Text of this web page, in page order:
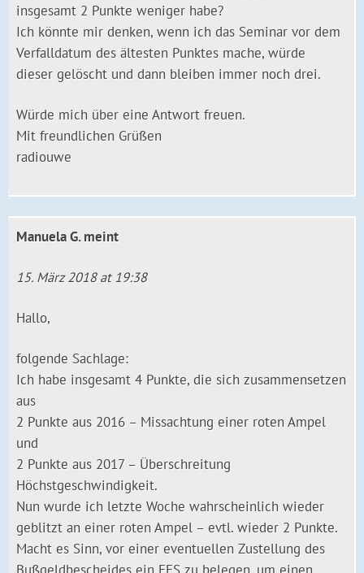
insgesamt 2 Punkte weniger habe?
Ich könnte mir denken, wenn ich das Seminar vor dem
Verfalldatum des ältesten Punktes mache, würde
dieser gelöscht und dann bleiben immer noch drei.
Würde mich über eine Antwort freuen.
Mit freundlichen Grüßen
radiouwe
Manuela G.meint
15. März 2018 at 19:38
Hallo,
folgende Sachlage:
Ich habe insgesamt 4 Punkte, die sich zusammensetzen
aus
2 Punkte aus 2016 – Missachtung einer roten Ampel
und
2 Punkte aus 2017 – Überschreitung
Höchstgeschwindigkeit.
Nun wurde ich letzte Woche wahrscheinlich wieder
geblitzt an einer roten Ampel – evtl. wieder 2 Punkte.
Macht es Sinn, vor einer eventuellen Zustellung des